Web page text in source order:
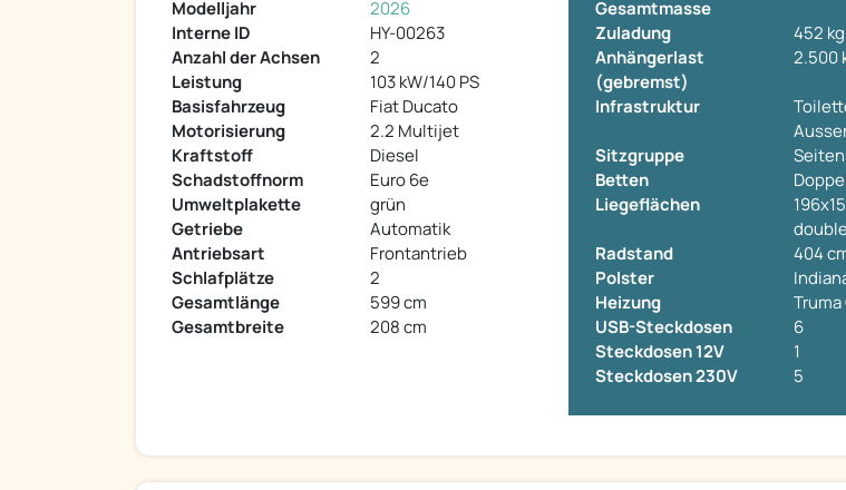
Modelljahr
2026
Interne ID
HY-00263
Anzahl der Achsen
2
Leistung
103 kW/140 PS
Basisfahrzeug
Fiat Ducato
Motorisierung
2.2 Multijet
Kraftstoff
Diesel
Schadstoffnorm
Euro 6e
Umweltplakette
grün
Getriebe
Automatik
Antriebsart
Frontantrieb
Schlafplätze
2
Gesamtlänge
599 cm
Gesamtbreite
208 cm
Gesamtmasse
Zuladung
452 kg
Anhängerlast
(gebremst)
2.500
Infrastruktur
Sitzgruppe
Betten
Liegeflächen
Radstand
404
Polster
Heizung
Truma
USB-Steckdosen
6
Steckdosen 12V
1
Steckdosen 230V
5